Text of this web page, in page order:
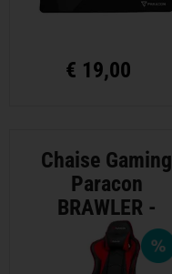
€ 19,00
Chaise Gaming
Paracon
BRAWLER -
Rouge